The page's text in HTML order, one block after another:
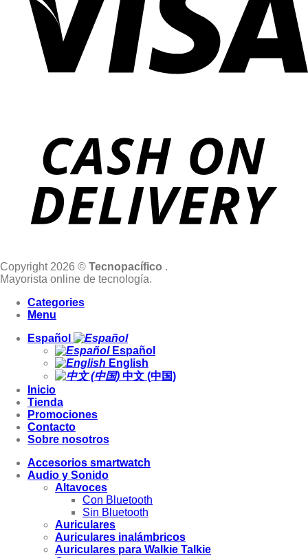
Copyright 2026 © Tecnopacífico .
Mayorista online de tecnología.
Categories
Menu
Español
Español
English
中文 (中国)
Inicio
Tienda
Promociones
Contacto
Sobre nosotros
Accesorios smartwatch
Audio y Sonido
Altavoces
Con Bluetooth
Sin Bluetooth
Auriculares
Auriculares inalámbricos
Auriculares para Walkie Talkie